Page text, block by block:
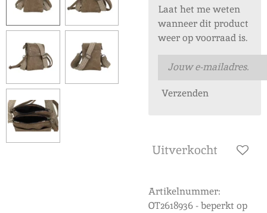
Laat het me weten
wanneer dit product
weer op voorraad is.
Verzenden
Uitverkocht
Artikelnummer:
OT2618936 - beperkt op